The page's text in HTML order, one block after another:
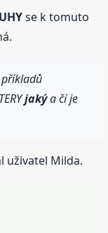
se k tomuto
jakýa čí je
uživatel Milda.